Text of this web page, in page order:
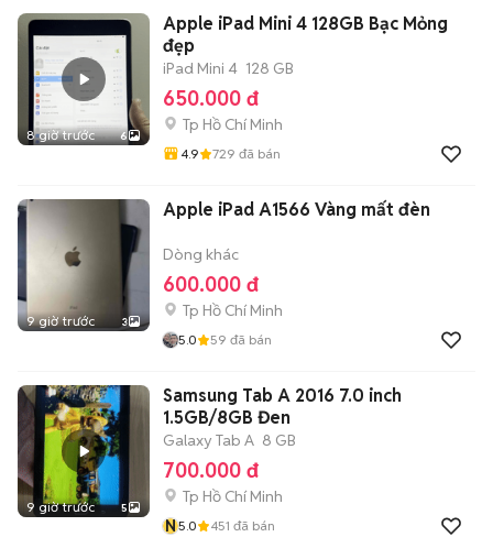
8 giờ trước 6
Apple iPad Mini 4 128GB Bạc Mỏng
đẹp
iPad Mini 4 128 GB
650.000 đ
Tp Hồ Chí Minh
4.9 729 đã bán
9 giờ trước 3
Apple iPad A1566 Vàng mất đèn
Dòng khác
600.000 đ
Tp Hồ Chí Minh
5.0 59 đã bán
9 giờ trước 5
Samsung Tab A 2016 7.0 inch
1.5GB/8GB Đen
Galaxy Tab A 8 GB
700.000 đ
Tp Hồ Chí Minh
N5.0 451 đã bán